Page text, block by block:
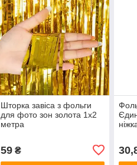
Шторка завіса з фольги
для фото зон золота 1х2
метра
59₴